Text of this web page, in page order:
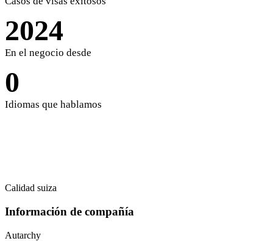
2024
En el negocio desde
0
Idiomas que hablamos
Calidad suiza
Información de compañía
Autarchy